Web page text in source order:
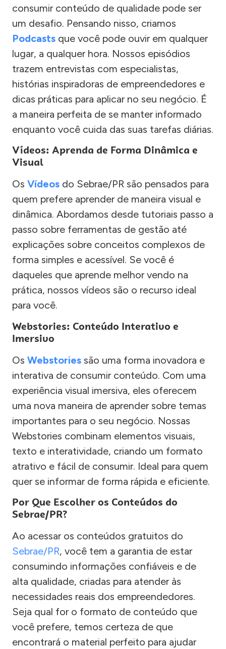
consumir conteúdo de qualidade pode ser
um desafio. Pensando nisso, criamos
Podcasts que você pode ouvir em qualquer
lugar, a qualquer hora. Nossos episódios
trazem entrevistas com especialistas,
histórias inspiradoras de empreendedores e
dicas práticas para aplicar no seu negócio. É
a maneira perfeita de se manter informado
enquanto você cuida das suas tarefas diárias.
Vídeos: Aprenda de Forma Dinâmica e
Visual
Os Vídeos do Sebrae/PR são pensados para
quem prefere aprender de maneira visual e
dinâmica. Abordamos desde tutoriais passo a
passo sobre ferramentas de gestão até
explicações sobre conceitos complexos de
forma simples e acessível. Se você é
daqueles que aprende melhor vendo na
prática, nossos vídeos são o recurso ideal
para você.
Webstories: Conteúdo Interativo e
Imersivo
Os Webstories são uma forma inovadora e
interativa de consumir conteúdo. Com uma
experiência visual imersiva, eles oferecem
uma nova maneira de aprender sobre temas
importantes para o seu negócio. Nossas
Webstories combinam elementos visuais,
texto e interatividade, criando um formato
atrativo e fácil de consumir. Ideal para quem
quer se informar de forma rápida e eficiente.
Por Que Escolher os Conteúdos do
Sebrae/PR?
Ao acessar os conteúdos gratuitos do
Sebrae/PR, você tem a garantia de estar
consumindo informações confiáveis e de
alta qualidade, criadas para atender às
necessidades reais dos empreendedores.
Seja qual for o formato de conteúdo que
você prefere, temos certeza de que
encontrará o material perfeito para ajudar